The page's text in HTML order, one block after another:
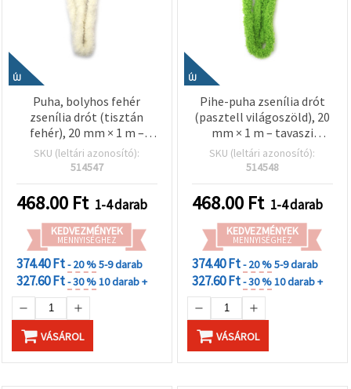
ÚJ
Puha, bolyhos fehér
zsenília drót (tisztán
fehér), 20 mm × 1 m –
kreatív hobbi, dekoráció
és kézműves
SKU (leltári azonosító):
514547
468.00 Ft 1-4 darab
KEDVEZMÉNYEK
MENNYISÉGHEZ
374.40 Ft- 20 %5-9 darab
327.60 Ft- 30 %10 darab +
VÁSÁROL
ÚJ
Pihe-puha zsenília drót
(pasztell világoszöld), 20
mm × 1 m – tavaszi
dekorációhoz,
virágkötészethez és
projektekhez
SKU (leltári azonosító):
514548
468.00 Ft 1-4 darab
KEDVEZMÉNYEK
MENNYISÉGHEZ
374.40 Ft- 20 %5-9 darab
327.60 Ft- 30 %10 darab +
VÁSÁROL